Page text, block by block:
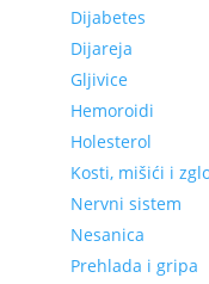
Dijabetes
Dijareja
Gljivice
Hemoroidi
Holesterol
Kosti, mišići i
Nervni sistem
Nesanica
Prehlada i gripa